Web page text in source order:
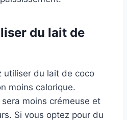
du lait de
utiliser du lait de coco
moins calorique.
moins crémeuse et
Si vous optez pour du